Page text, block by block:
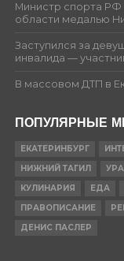
Министр спорта РФ
области медалью
Заступился за
инвалида —
В массовом ДТП в
ПОПУЛЯРНЫЕ
ЕКАТЕРИНБУРГ
НИЖНИЙ ТАГИЛ
КУЛИНАРИЯ
ЕДА
ПРАВОПИСАНИЕ
ДЕНИС ПАСЛЕР